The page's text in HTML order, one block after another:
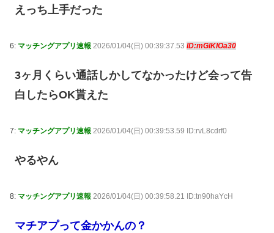
えっち上手だった
6: マッチングアプリ速報 2026/01/04(日) 00:39:37.53 ID:mGlKlOa30
3ヶ月くらい通話しかしてなかったけど会って告
白したらOK貰えた
7: マッチングアプリ速報 2026/01/04(日) 00:39:53.59 ID:rvL8cdrf0
やるやん
8: マッチングアプリ速報 2026/01/04(日) 00:39:58.21 ID:tn90haYcH
マチアプって金かかんの？